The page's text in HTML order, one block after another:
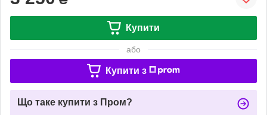
Купити
або
Купити з
Що таке купити з Пром?